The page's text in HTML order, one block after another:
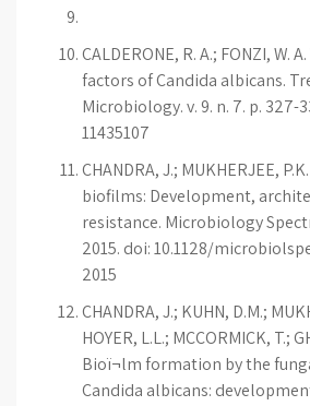
CALDERONE, R. A.; FONZI, W.
factors of Candida albicans.
Microbiology. v. 9. n. 7. p. 327-
11435107
CHANDRA, J.; MUKHERJEE,
biofilms: Development,
resistance. Microbiology
2015. doi: 10.1128/
2015
CHANDRA, J.; KUHN, D.M.;
HOYER, L.L.; MCCORMICK, T.;
Bioï¬lm formation by the
Candida albicans: